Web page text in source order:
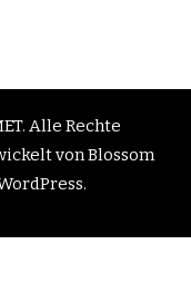
. Alle Rechte
vonBlossom
.